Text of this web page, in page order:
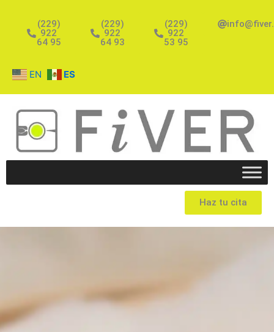
contenido
(229)
922
64 95
(229)
922
64 93
(229)
922
53 95
EN ES
Haz tu cita